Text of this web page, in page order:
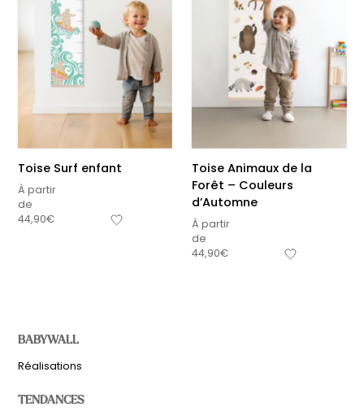
Toise Surf enfant
À partir
de
44,90€
Toise Animaux de la
Forêt – Couleurs
d’Automne
À partir
de
44,90€
BABYWALL
Réalisations
TENDANCES